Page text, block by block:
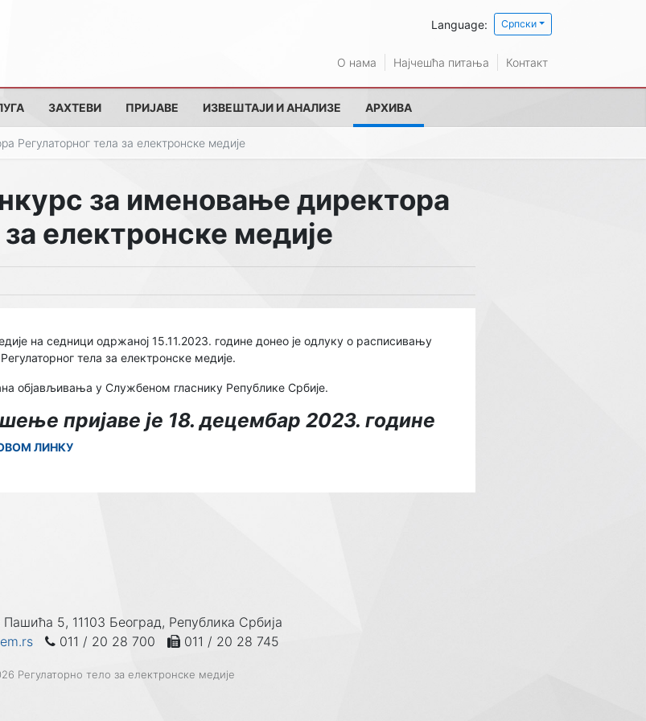
Language: Српски
О нама Најчешћа питања Контакт
ЗАХТЕВИ ПРИЈАВЕ ИЗВЕШТАЈИ И АНАЛИЗЕ АРХИВА
Регулаторног тела за електронске медије
за именовање директора
електронске медије
на седници одржаној 15.11.2023. године донео је одлуку о расписивању
тела за електронске медије.
објављивања у Службеном гласнику Републике Србије.
пријаве је 18. децембар 2023. године
ЛИНКУ
5, 11103 Београд, Република Србија
011 / 20 28 700 011 / 20 28 745
Регулаторно тело за електронске медије